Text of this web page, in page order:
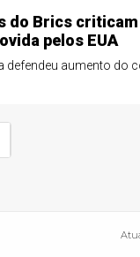
do Brics
pelos EUA
defendeu aumento do